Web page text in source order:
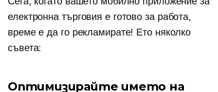
електронна търговия е готово за работа,
време е да го рекламирате! Ето няколко
съвета:
Оптимизирайте името на